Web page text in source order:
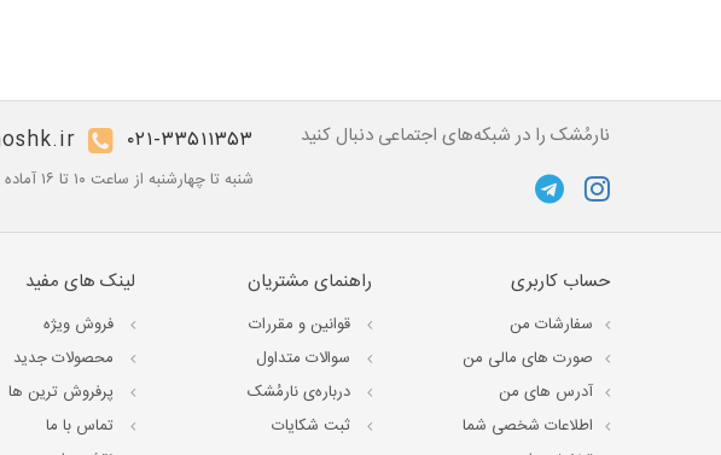
نارمُشک را در شبکه‌های اجتماعی دنبال کنید ۰۲۱-۳۳۵۱۱۳۵۳
شنبه تا چهارشنبه از ساعت ۱۰ تا ۱۶ آماده پاسخگویی به شما عزیزان هستیم.
حساب کاربری
سفارشات من
صورت های مالی من
آدرس های من
اطلاعات شخصی شما
راهنمای مشتریان
قوانین و مقررات
سوالات متداول
درباره‌ی نارمُشک
ثبت شکایات
لینک های مفید
فروش ویژه
محصولات جدید
پرفروش ترین‌ ها
تماس با ما